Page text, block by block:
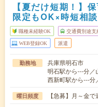
【夏だけ短期！】
限定もOK×時短相
職種未経験OK 交通費別途支
WEB登録OK 派遣
勤務地
兵庫県明石市
明石駅から---分／
西新町駅から---分
曜日頻度 【急募】月～金